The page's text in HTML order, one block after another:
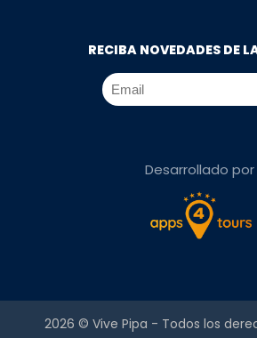
RECIBA NOVEDADES DE
Desarrollado por
2026 © Vive Pipa - Todos los